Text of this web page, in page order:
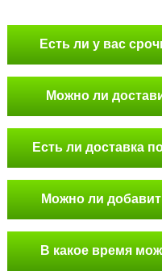
Есть ли у вас
Можно ли
Есть ли доставка
Можно ли
В какое время